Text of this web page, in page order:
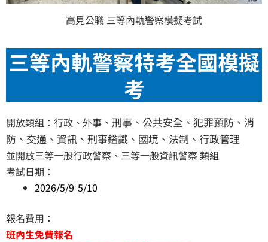
高見公職 三等內軌警察模擬考試
三等內軌警察特考全國模擬
考
開放類組：行政、外事 、刑事 、公共安全 、犯罪預防 、消
防 、交通 、資訊 、刑事鑑識 、國境 、法制 、行政管理
並開放三等一般行政警察、三等一般資訊警察 類組
考試日期：
2026/5/9-5/10
報名費用：
班內生免費報名